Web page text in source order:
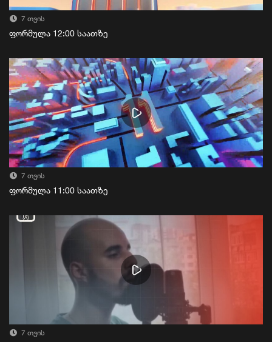
7 თვის
ფორმულა 12:00 საათზე
7 თვის
ფორმულა 11:00 საათზე
7 თვის